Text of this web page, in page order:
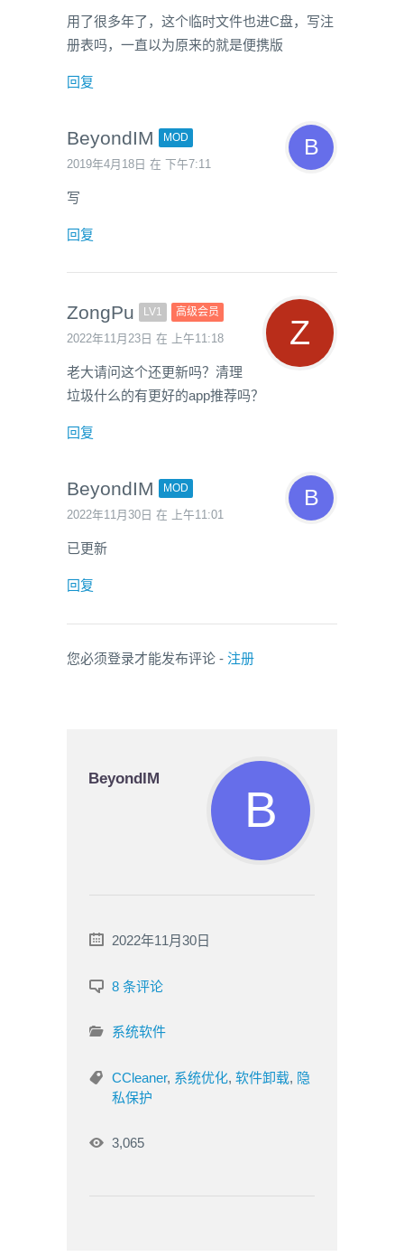
用了很多年了，这个临时文件也进C盘，写注
册表吗，一直以为原来的就是便携版
回复
BeyondIM MOD
2019年4月18日 在 下午7:11
写
回复
ZongPu LV1 高级会员
2022年11月23日 在 上午11:18
老大请问这个还更新吗？清理
垃圾什么的有更好的app推荐吗？
回复
BeyondIM MOD
2022年11月30日 在 上午11:01
已更新
回复
您必须登录才能发布评论 - 注册
BeyondIM
2022年11月30日
8 条评论
系统软件
CCleaner, 系统优化, 软件卸载, 隐
私保护
3,065